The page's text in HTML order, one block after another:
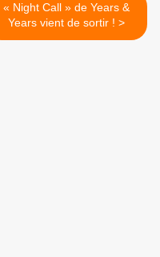
« Night Call » de Years &
Years vient de sortir ! >